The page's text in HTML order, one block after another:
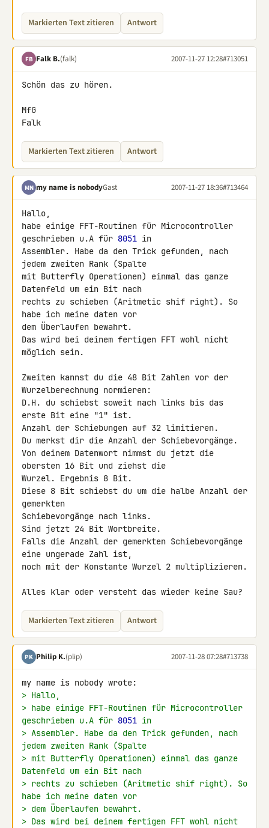
Markierten Text zitieren Antwort
FB Falk B.(falk) 2007-11-27 12:28#713051
Schön das zu hören.
MfG
Falk
Markierten Text zitieren Antwort
MN my name is nobodyGast 2007-11-27 18:36#713464
Hallo,
habe einige FFT-Routinen für Microcontroller
geschrieben u.A für 8051 in
Assembler. Habe da den Trick gefunden, nach
jedem zweiten Rank (Spalte
mit Butterfly Operationen) einmal das ganze
Datenfeld um ein Bit nach
rechts zu schieben (Aritmetic shif right). So
habe ich meine daten vor
dem Überlaufen bewahrt.
Das wird bei deinem fertigen FFT wohl nicht
möglich sein.
Zweiten kannst du die 48 Bit Zahlen vor der
Wurzelberechnung normieren:
D.H. du schiebst soweit nach links bis das
erste Bit eine "1" ist.
Anzahl der Schiebungen auf 32 limitieren.
Du merkst dir die Anzahl der Schiebevorgänge.
Von deinem Datenwort nimmst du jetzt die
obersten 16 Bit und ziehst die
Wurzel. Ergebnis 8 Bit.
Diese 8 Bit schiebst du um die halbe Anzahl der
gemerkten
Schiebevorgänge nach links.
Sind jetzt 24 Bit Wortbreite.
Falls die Anzahl der gemerkten Schiebevorgänge
eine ungerade Zahl ist,
noch mit der Konstante Wurzel 2 multiplizieren.
Alles klar oder versteht das wieder keine Sau?
Markierten Text zitieren Antwort
PK Philip K.(plip) 2007-11-28 07:28#713738
> Hallo,
> habe einige FFT-Routinen für Microcontroller
geschrieben u.A für 8051 in
> Assembler. Habe da den Trick gefunden, nach
jedem zweiten Rank (Spalte
> mit Butterfly Operationen) einmal das ganze
Datenfeld um ein Bit nach
> rechts zu schieben (Aritmetic shif right). So
habe ich meine daten vor
> dem Überlaufen bewahrt.
> Das wird bei deinem fertigen FFT wohl nicht